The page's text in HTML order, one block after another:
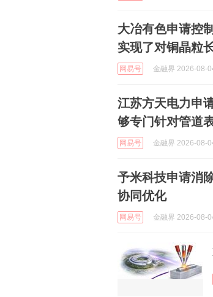
大冶有色申请控
实现了对铜晶粒
网易号 金融界 2026-08-
江苏方天电力申
够专门针对管道
网易号 金融界 2026-08-
予米科技申请消
协同优化
网易号 金融界 2026-08-